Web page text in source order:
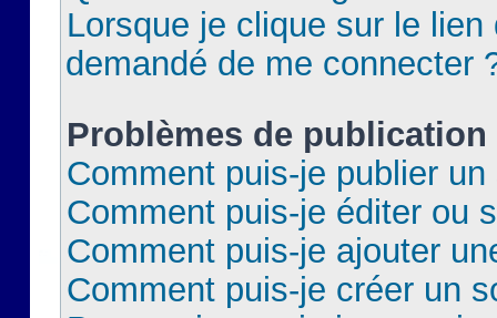
Lorsque je clique sur le lien
demandé de me connecter
Problèmes de publication
Comment puis-je publier
Comment puis-je éditer ou
Comment puis-je ajouter
Comment puis-je créer un